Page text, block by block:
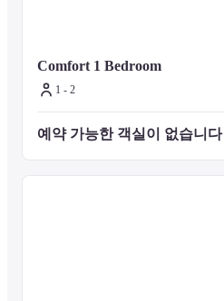
Comfort 1 Bedroom
1 - 2
예약 가능한 객실이 없습니다